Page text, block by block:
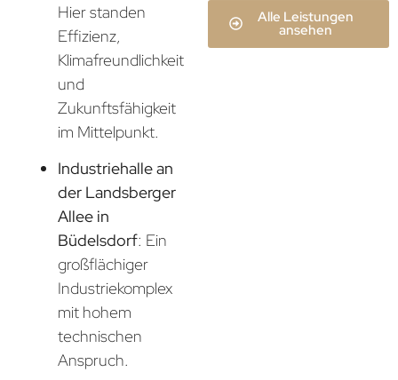
Hier standen
Effizienz,
Klimafreundlichkeit
und
Zukunftsfähigkeit
im Mittelpunkt.
Industriehalle an
der Landsberger
Allee in
Büdelsdorf: Ein
großflächiger
Industriekomplex
mit hohem
technischen
Anspruch.
Alle Leistungen
ansehen